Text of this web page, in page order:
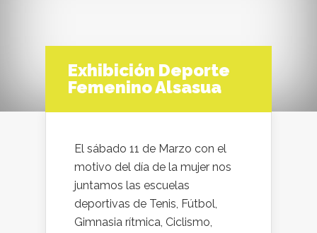
Exhibición Deporte
Femenino Alsasua
El sábado 11 de Marzo con el
motivo del día de la mujer nos
juntamos las escuelas
deportivas de Tenis, Fútbol,
Gimnasia rítmica, Ciclismo,